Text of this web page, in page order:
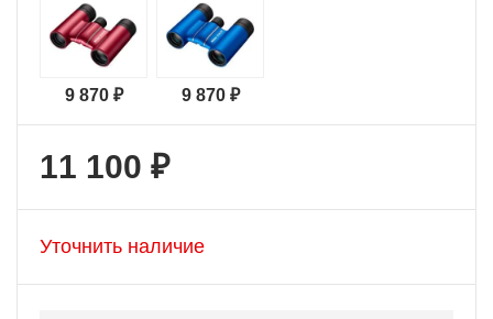
9 870 ₽ 9 870 ₽
11 100 ₽
Уточнить наличие